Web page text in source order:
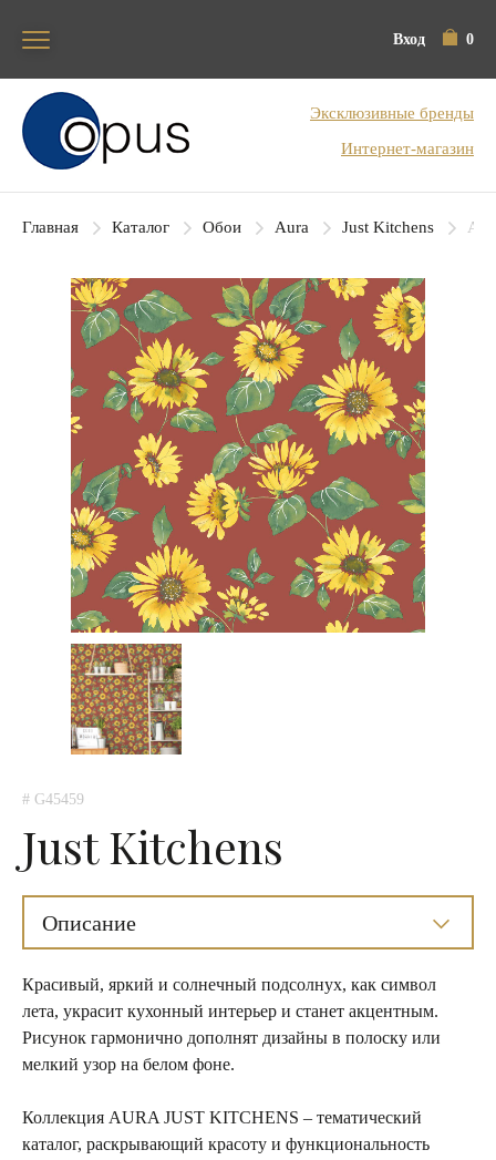
Вход 0
Блок поиска
Эксклюзивные бренды
Интернет-магазин
Главная Каталог Обои Aura Just Kitchens
# G45459
Just Kitchens
Описание
Красивый, яркий и солнечный подсолнух, как символ
лета, украсит кухонный интерьер и станет акцентным.
Рисунок гармонично дополнят дизайны в полоску или
мелкий узор на белом фоне.
Коллекция AURA JUST KITCHENS – тематический
каталог, раскрывающий красоту и функциональность